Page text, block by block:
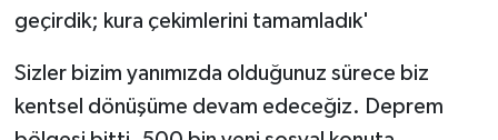
geçirdik; kura çekimlerini tamamladık'
Sizler bizim yanımızda olduğunuz sürece biz
kentsel dönüşüme devam edeceğiz. Deprem